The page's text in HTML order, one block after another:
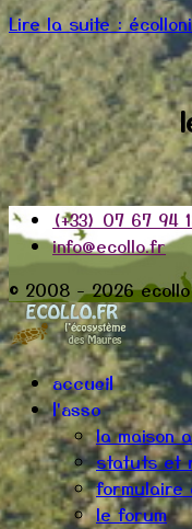
Lire la suite :
(+33) 07 67 94
info@ecollo.fr
© 2008 - 2026
accueil
l'asso
la maison
statuts et
formulaire
le forum